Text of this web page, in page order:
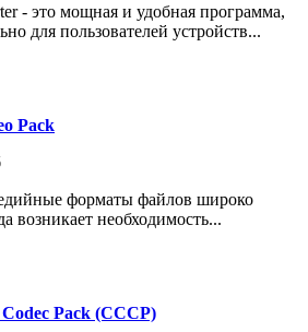
- это мощная и удобная программа,
для пользователей устройств...
Pack
форматы файлов широко
возникает необходимость...
Pack (CCCP)